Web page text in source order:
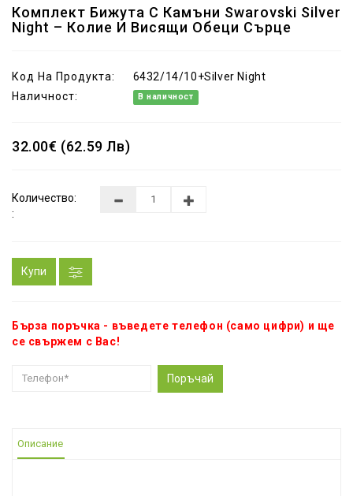
Комплект Бижута С Камъни Swarovski Silver
Night – Колие И Висящи Обеци Сърце
Код На Продукта:
6432/14/10+Silver Night
Наличност:
В наличност
32.00€ (62.59 Лв)
Количество:
:
Купи
Бърза поръчка - въведете телефон (само цифри) и ще
се свържем с Вас!
Поръчай
Описание